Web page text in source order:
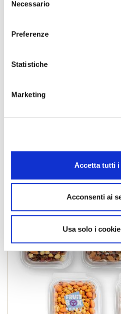
delNecessario
Preferenze
Statistiche
Marketing
Accetta tutti i
Acconsenti ai
Usa solo i
Linea Cucina